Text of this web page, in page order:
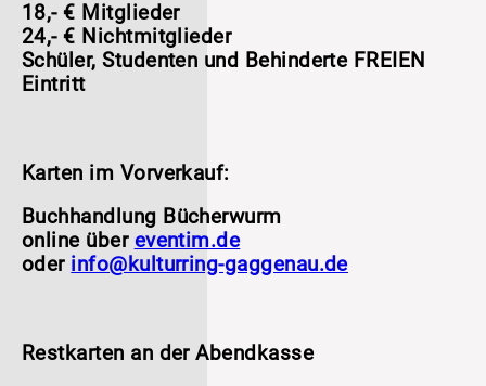
18,- € Mitglieder
24,- € Nichtmitglieder
Schüler, Studenten und Behinderte FREIEN
Eintritt
Karten im Vorverkauf:
Buchhandlung Bücherwurm
online über eventim.de
oder info@kulturring-gaggenau.de
Restkarten an der Abendkasse